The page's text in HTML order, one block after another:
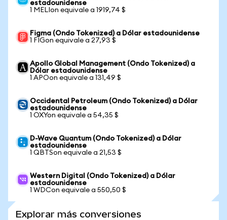
estadounidense
1 MELIon equivale a 1919,74 $
Figma (Ondo Tokenized) a Dólar estadounidense
1 FIGon equivale a 27,93 $
Apollo Global Management (Ondo Tokenized) a
Dólar estadounidense
1 APOon equivale a 131,49 $
Occidental Petroleum (Ondo Tokenized) a Dólar
estadounidense
1 OXYon equivale a 54,35 $
D-Wave Quantum (Ondo Tokenized) a Dólar
estadounidense
1 QBTSon equivale a 21,53 $
Western Digital (Ondo Tokenized) a Dólar
estadounidense
1 WDCon equivale a 550,50 $
Explorar más conversiones